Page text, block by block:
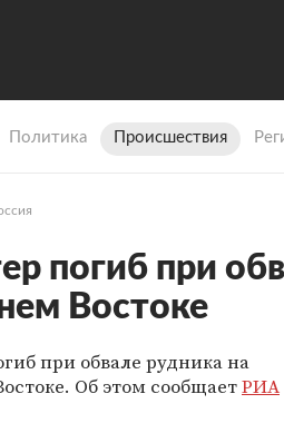
Политика Происшествия
погиб при
Востоке
при обвале рудника на
Об этом сообщаетРИА